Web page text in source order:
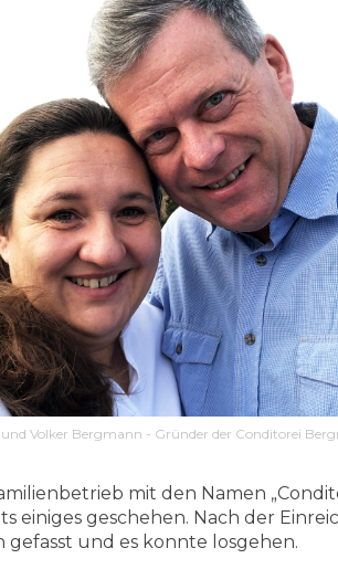
und Volker Bergmann - Gründer der Conditorei
mit den Namen
einiges geschehen. Nach der
und es konnte losgehen.